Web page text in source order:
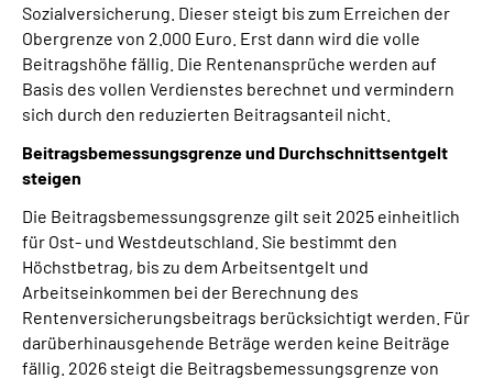
Sozialversicherung. Dieser steigt bis zum Erreichen der
Obergrenze von 2.000 Euro. Erst dann wird die volle
Beitragshöhe fällig. Die Rentenansprüche werden auf
Basis des vollen Verdienstes berechnet und vermindern
sich durch den reduzierten Beitragsanteil nicht.
Beitragsbemessungsgrenze und Durchschnittsentgelt
steigen
Die Beitragsbemessungsgrenze gilt seit 2025 einheitlich
für Ost- und Westdeutschland. Sie bestimmt den
Höchstbetrag, bis zu dem Arbeitsentgelt und
Arbeitseinkommen bei der Berechnung des
Rentenversicherungsbeitrags berücksichtigt werden. Für
darüberhinausgehende Beträge werden keine Beiträge
fällig. 2026 steigt die Beitragsbemessungsgrenze von